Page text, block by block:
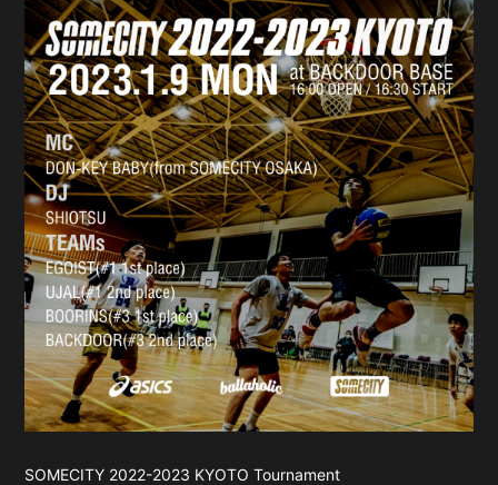
SOMECITY 2022-2023 KYOTO Tournament